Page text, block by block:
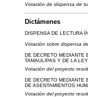
Votación de dispensa de
Dictámenes
DISPENSA DE LECTURA
Votación sobre dispensa
DE DECRETO MEDIANTE
TAMAULIPAS Y DE LA
Votación del proyecto
DE DECRETO MEDIANTE
DE ASENTAMIENTOS
Votación del proyecto